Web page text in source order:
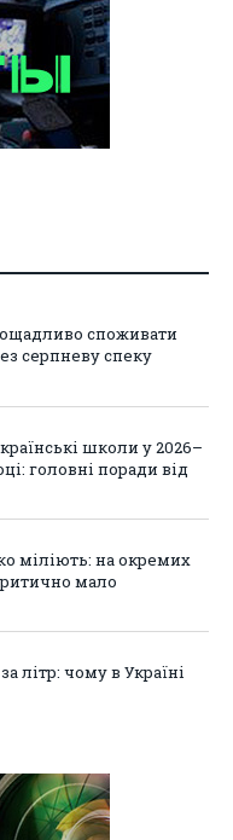
споживати
серпневу спеку
школи у 2026–
головні поради від
міліють: на окремих
мало
літр: чому в Україні